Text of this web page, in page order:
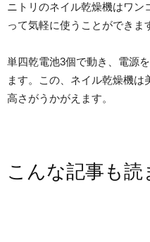
ニトリのネイル乾燥機はワン
って気軽に使うことができま
単四乾電池3個で動き、電源
ます。この、ネイル乾燥機
高さがうかがえます。
こんな記事も